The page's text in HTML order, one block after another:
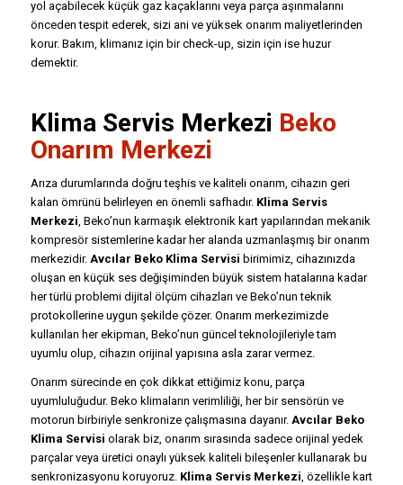
yol açabilecek küçük gaz kaçaklarını veya parça aşınmalarını
önceden tespit ederek, sizi ani ve yüksek onarım maliyetlerinden
korur. Bakım, klimanız için bir check-up, sizin için ise huzur
demektir.
Klima Servis Merkezi Beko
Onarım Merkezi
Arıza durumlarında doğru teşhis ve kaliteli onarım, cihazın geri
kalan ömrünü belirleyen en önemli safhadır. Klima Servis
Merkezi, Beko’nun karmaşık elektronik kart yapılarından mekanik
kompresör sistemlerine kadar her alanda uzmanlaşmış bir onarım
merkezidir. Avcılar Beko Klima Servisi birimimiz, cihazınızda
oluşan en küçük ses değişiminden büyük sistem hatalarına kadar
her türlü problemi dijital ölçüm cihazları ve Beko’nun teknik
protokollerine uygun şekilde çözer. Onarım merkezimizde
kullanılan her ekipman, Beko’nun güncel teknolojileriyle tam
uyumlu olup, cihazın orijinal yapısına asla zarar vermez.
Onarım sürecinde en çok dikkat ettiğimiz konu, parça
uyumluluğudur. Beko klimaların verimliliği, her bir sensörün ve
motorun birbiriyle senkronize çalışmasına dayanır. Avcılar Beko
Klima Servisi olarak biz, onarım sırasında sadece orijinal yedek
parçalar veya üretici onaylı yüksek kaliteli bileşenler kullanarak bu
senkronizasyonu koruyoruz. Klima Servis Merkezi, özellikle kart